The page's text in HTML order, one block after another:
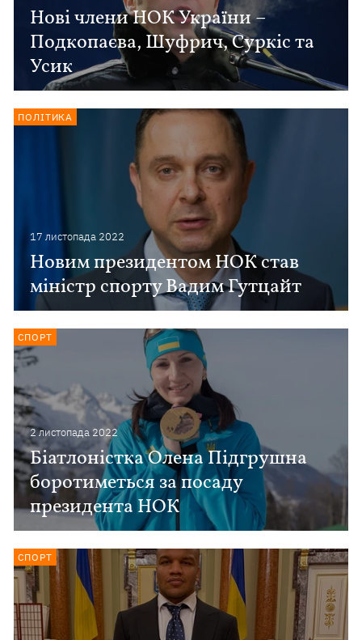
Нові члени НОК України –
Подкопаєва, Шуфрич, Суркіс та
Усик
17 листопада 2022
Новим президентом НОК став
міністр спорту Вадим Гутцайт
ПОЛІТИКА
2 листопада 2022
Біатлоністка Олена Підгрушна
боротиметься за посаду
президента НОК
СПОРТ
СПОРТ